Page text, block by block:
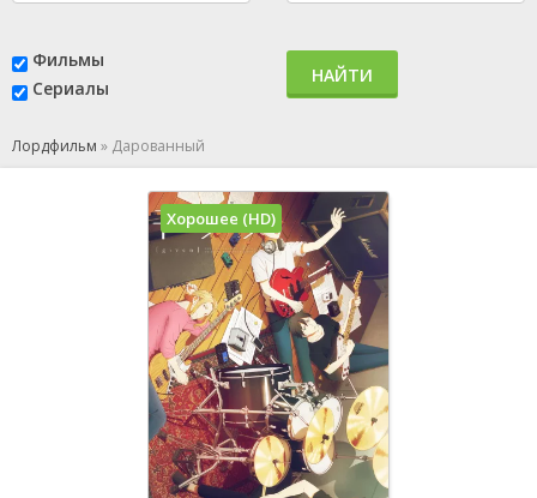
Фильмы
Сериалы
НАЙТИ
Лордфильм » Дарованный
Хорошее (HD)